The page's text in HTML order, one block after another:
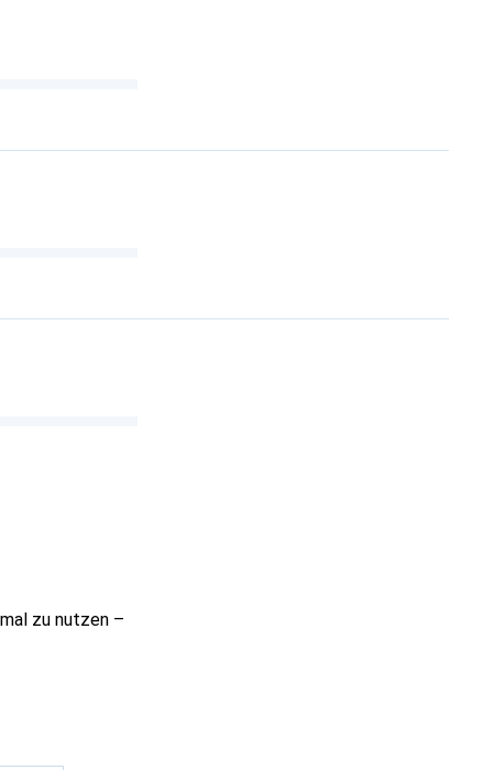
zu nutzen –